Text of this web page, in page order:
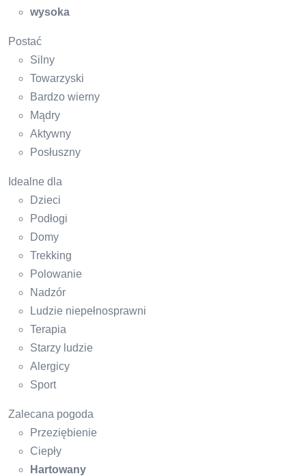
wysoka
Postać
Silny
Towarzyski
Bardzo wierny
Mądry
Aktywny
Posłuszny
Idealne dla
Dzieci
Podłogi
Domy
Trekking
Polowanie
Nadzór
Ludzie niepełnosprawni
Terapia
Starzy ludzie
Alergicy
Sport
Zalecana pogoda
Przeziębienie
Ciepły
Hartowany